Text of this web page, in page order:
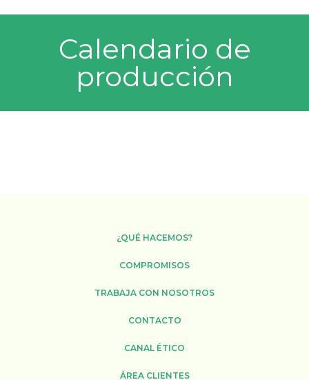
Calendario de
producción
¿QUÉ HACEMOS?
COMPROMISOS
TRABAJA CON NOSOTROS
CONTACTO
CANAL ÉTICO
ÁREA CLIENTES